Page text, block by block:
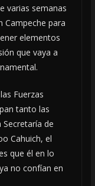
varias semanas
Campeche para
elementos
que vaya a
Fuerzas
tanto las
de
Cahuich, el
que él en lo
no confían en